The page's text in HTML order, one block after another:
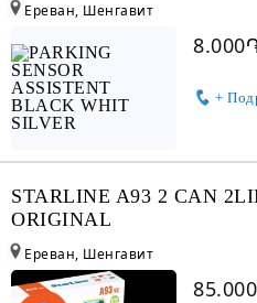
+
Ереван, Шенгавит
STARLINE A93 2 CAN
ORIGINAL
Ереван, Шенгавит